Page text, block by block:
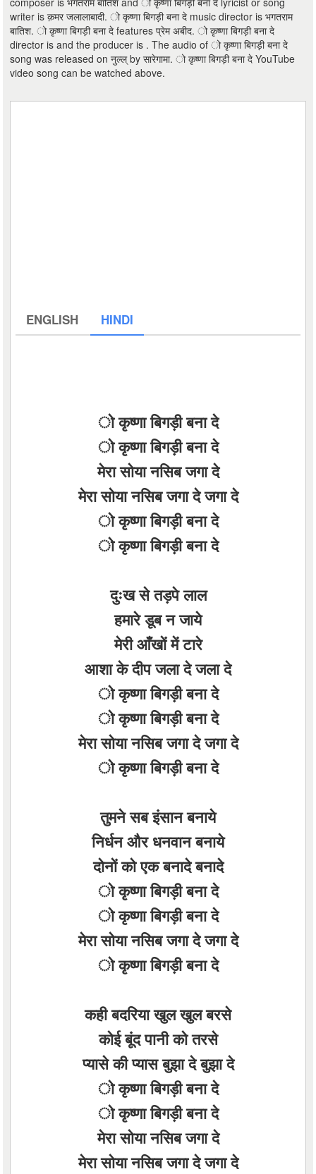
writer is क़मर जलालाबादी. ो कृष्णा बिगड़ी बना दे music director is भगतराम
बातिश. ो कृष्णा बिगड़ी बना दे features प्रेम अबीद. ो कृष्णा बिगड़ी बना दे
director is and the producer is . The audio of ो कृष्णा बिगड़ी बना दे
song was released on नुल्ल् by सारेगामा. ो कृष्णा बिगड़ी बना दे YouTube
video song can be watched above.
ENGLISH HINDI
ो कृष्णा बिगड़ी बना दे
ो कृष्णा बिगड़ी बना दे
मेरा सोया नसिब जगा दे
मेरा सोया नसिब जगा दे जगा दे
ो कृष्णा बिगड़ी बना दे
ो कृष्णा बिगड़ी बना दे
दुःख से तड़पे लाल
हमारे डूब न जाये
मेरी आँखों में टारे
आशा के दीप जला दे जला दे
ो कृष्णा बिगड़ी बना दे
ो कृष्णा बिगड़ी बना दे
मेरा सोया नसिब जगा दे जगा दे
ो कृष्णा बिगड़ी बना दे
तुमने सब इंसान बनाये
निर्धन और धनवान बनाये
दोनों को एक बनादे बनादे
ो कृष्णा बिगड़ी बना दे
ो कृष्णा बिगड़ी बना दे
मेरा सोया नसिब जगा दे जगा दे
ो कृष्णा बिगड़ी बना दे
कही बदरिया खुल खुल बरसे
कोई बूंद पानी को तरसे
प्यासे की प्यास बुझा दे बुझा दे
ो कृष्णा बिगड़ी बना दे
ो कृष्णा बिगड़ी बना दे
मेरा सोया नसिब जगा दे
मेरा सोया नसिब जगा दे जगा दे